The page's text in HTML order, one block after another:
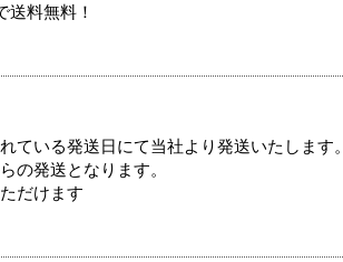
料無料！
ている発送日にて当社より発送いたします。
の発送となります。
だけます